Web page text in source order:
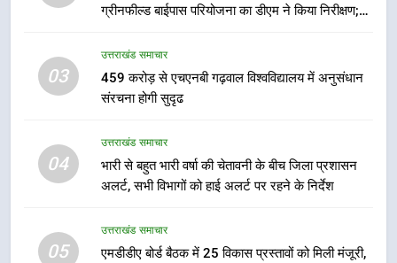
ग्रीनफील्ड बाईपास परियोजना का डीएम ने किया निरीक्षण;
सुरक्षा मानकों से कोई समझौता नहींः डीएम
03
उत्तराखंड समाचार
459 करोड़ से एचएनबी गढ़वाल विश्वविद्यालय में अनुसंधान
संरचना होगी सुदृढ
04
उत्तराखंड समाचार
भारी से बहुत भारी वर्षा की चेतावनी के बीच जिला प्रशासन
अलर्ट, सभी विभागों को हाई अलर्ट पर रहने के निर्देश
05
उत्तराखंड समाचार
एमडीडीए बोर्ड बैठक में 25 विकास प्रस्तावों को मिली मंजूरी,
अभियुक्त को दून पुलिस ने हरिद्वार से किया
गिरफ्तार
उत्तराखंड समाचार
भारी बारिश का अलर्ट! 6 अगस्त को
देहरादून में स्कूल बंद
1